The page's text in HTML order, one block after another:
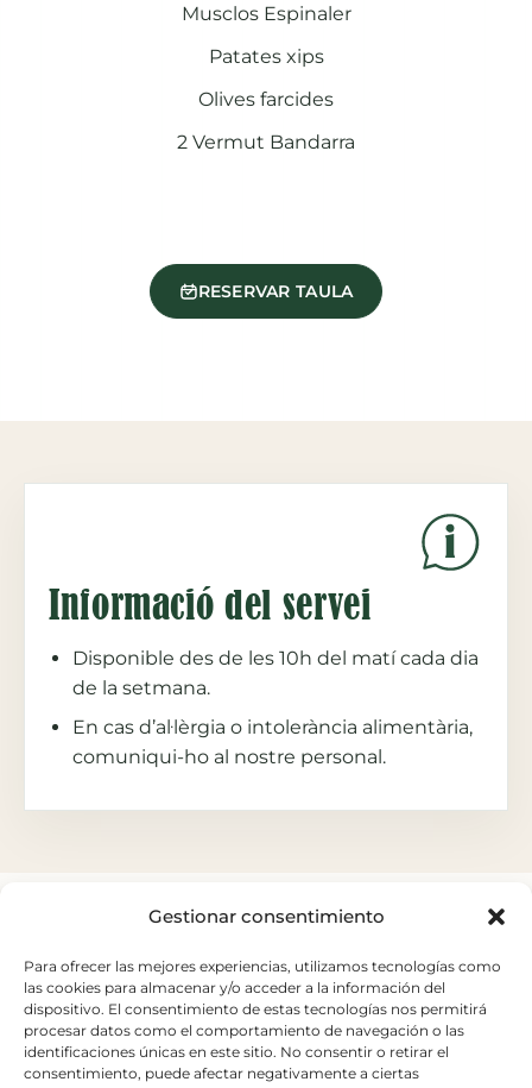
Gestionar consentimiento
Para ofrecer las mejores experiencias, utilizamos tecnologías como
las cookies para almacenar y/o acceder a la información del
dispositivo. El consentimiento de estas tecnologías nos permitirá
procesar datos como el comportamiento de navegación o las
identificaciones únicas en este sitio. No consentir o retirar el
consentimiento, puede afectar negativamente a ciertas
Musclos Espinaler
Patates xips
Olives farcides
2 Vermut Bandarra
RESERVAR TAULA
Informació del servei
Disponible des de les 10h del matí cada dia
de la setmana.
En cas d’al·lèrgia o intolerància alimentària,
comuniqui-ho al nostre personal.
Carretera del Palau nº 6
Sant Andreu de la Barca.
+34 93 653 20 15